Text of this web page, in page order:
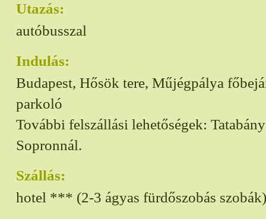
Utazás:
autóbusszal
Indulás:
Budapest, Hősök tere, Műjégpálya
parkoló
További felszállási lehetőségek:
Sopronnál.
Szállás:
hotel *** (2-3 ágyas fürdőszobás szobák)